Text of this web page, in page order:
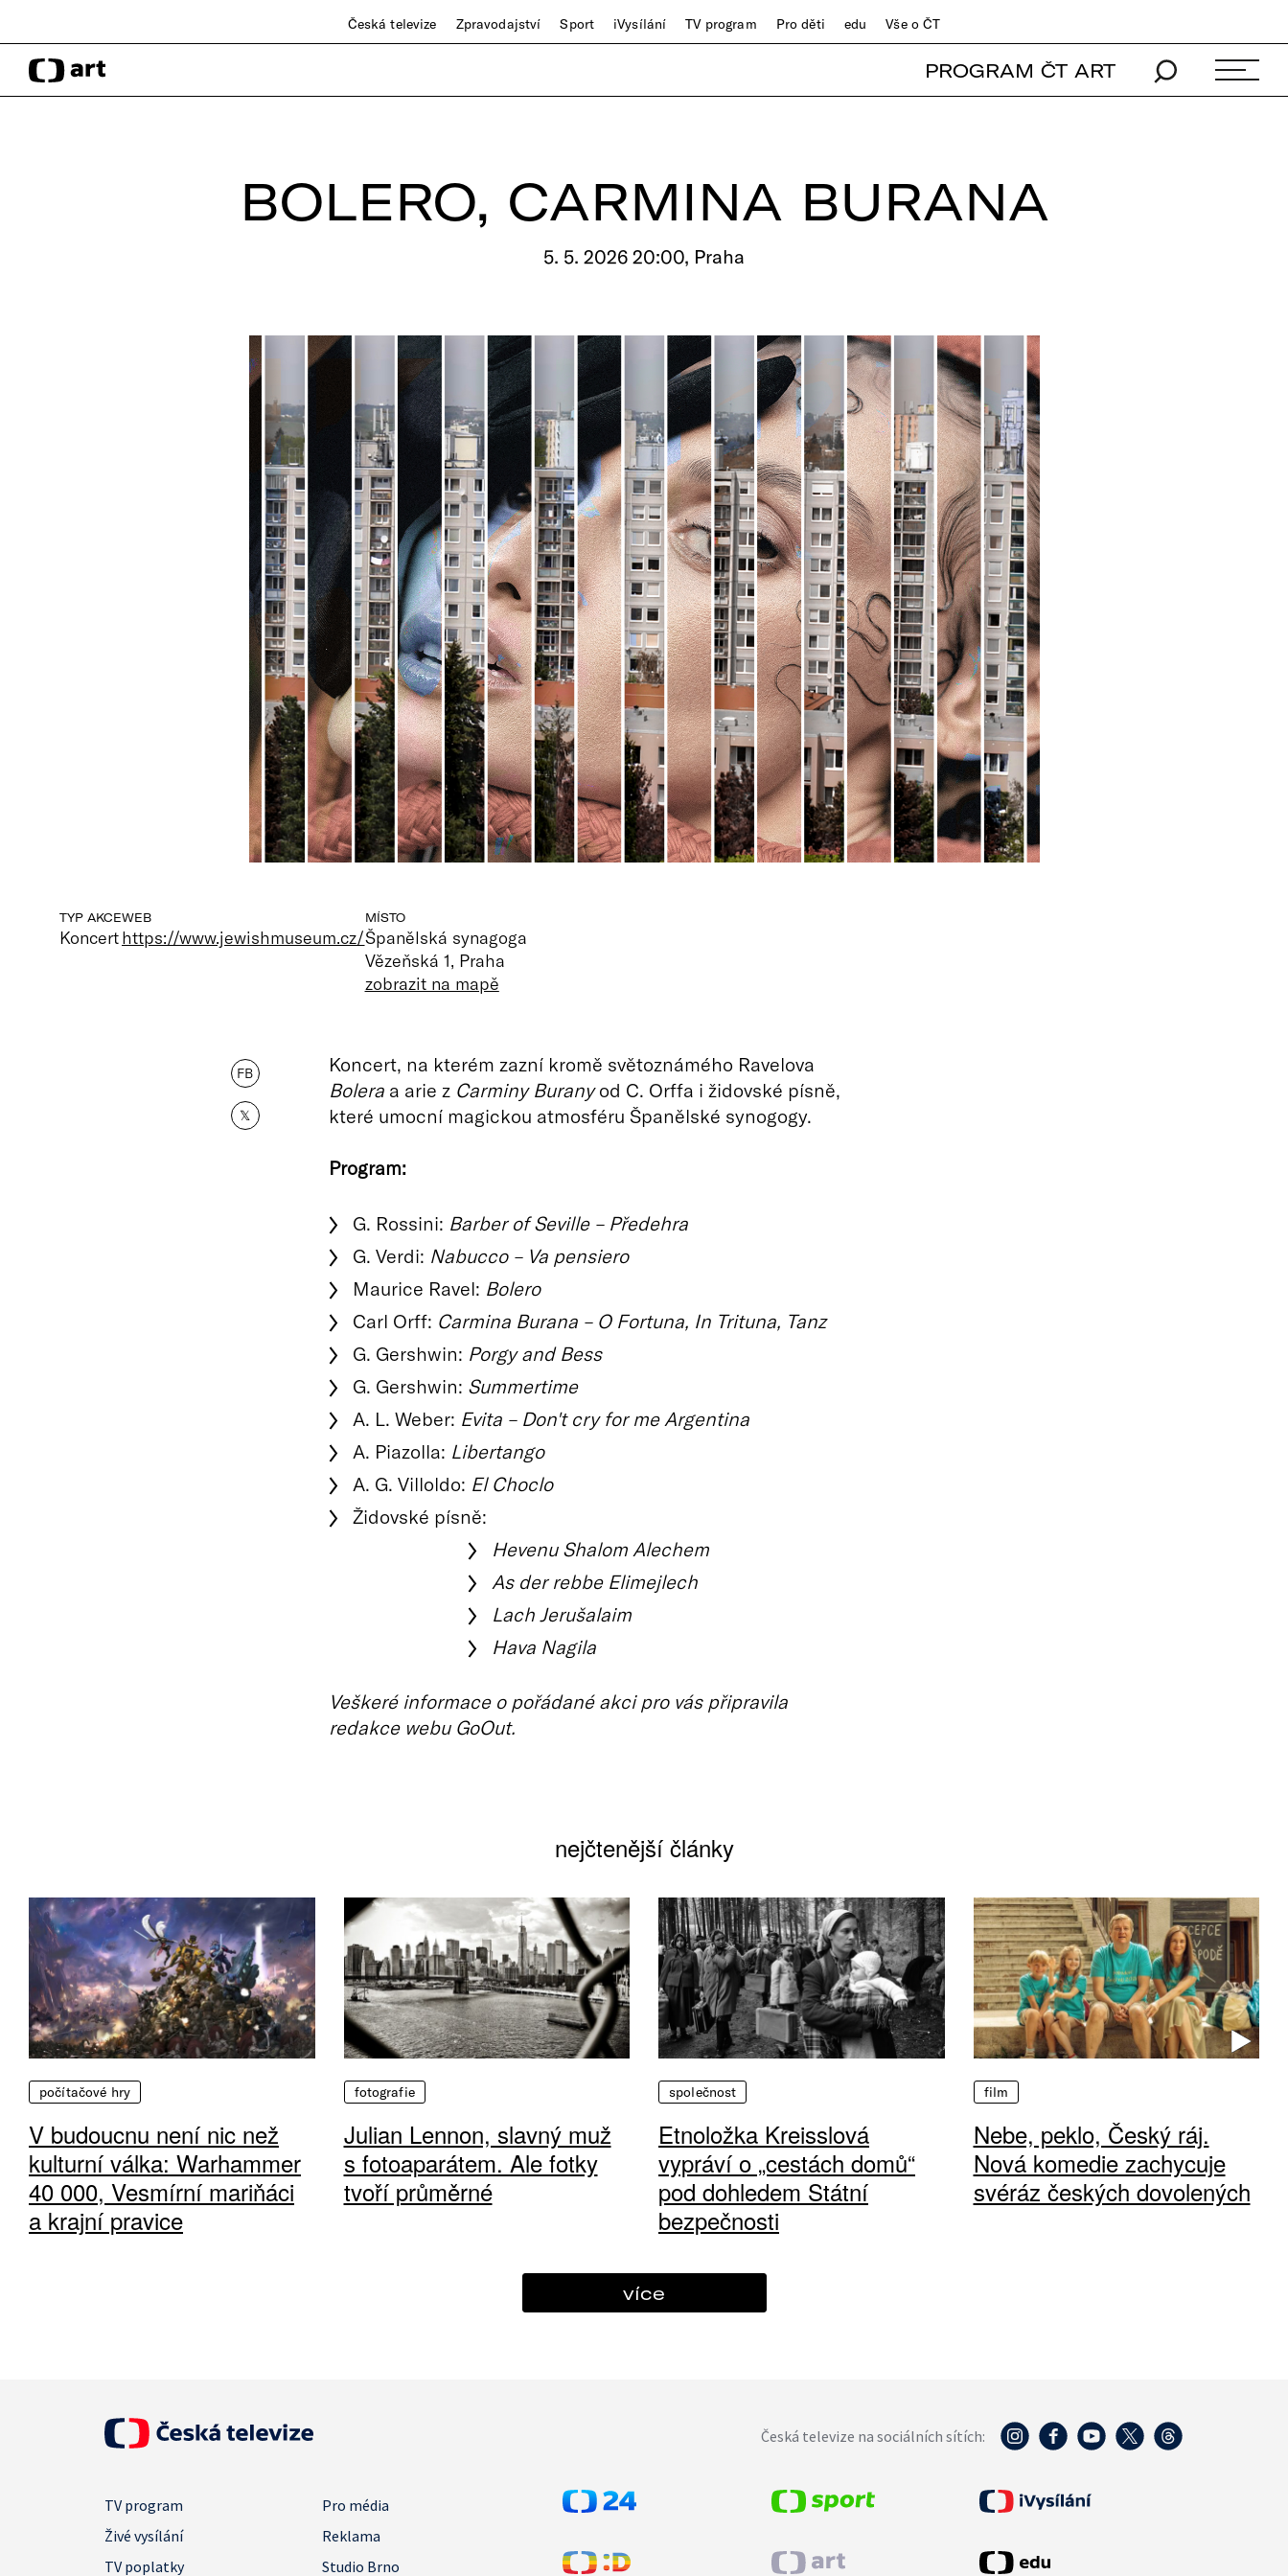
Česká televize Zpravodajství Sport iVysílání TV program Pro děti edu Vše o ČT
PROGRAM ČT ART
BOLERO, CARMINA BURANA
5. 5. 2026 20:00, Praha
TYP AKCE
Koncert
WEB
https://www.jewishmuseum.cz/
MÍSTO
Španělská synagoga
Vězeňská 1, Praha
zobrazit na mapě
FB
𝕏
Koncert, na kterém zazní kromě světoznámého Ravelova
Boleraa arie z Carminy Buranyod C. Orffa i židovské písně,
které umocní magickou atmosféru Španělské synogogy.
Program:
G. Rossini: Barber of Seville – Předehra
G. Verdi: Nabucco – Va pensiero
Maurice Ravel: Bolero
Carl Orff: Carmina Burana – O Fortuna, In Trituna, Tanz
G. Gershwin: Porgy and Bess
G. Gershwin: Summertime
A. L. Weber: Evita – Don't cry for me Argentina
A. Piazolla: Libertango
A. G. Villoldo: El Choclo
Židovské písně:
Hevenu Shalom Alechem
As der rebbe Elimejlech
Lach Jerušalaim
Hava Nagila
Veškeré informace o pořádané akci pro vás připravila
redakce webu GoOut.
nejčtenější články
počítačové hry
V budoucnu není nic než
kulturní válka: Warhammer
40 000, Vesmírní mariňáci
a krajní pravice
fotografie
Julian Lennon, slavný muž
s fotoaparátem. Ale fotky
tvoří průměrné
společnost
Etnoložka Kreisslová
vypráví o „cestách domů“
pod dohledem Státní
bezpečnosti
film
Nebe, peklo, Český ráj.
Nová komedie zachycuje
svéráz českých dovolených
více
Česká televize na sociálních sítích:
TV program
Pro média
Živé vysílání
Reklama
TV poplatky
Studio Brno